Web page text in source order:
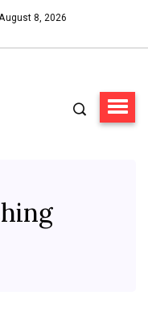
8, 2026